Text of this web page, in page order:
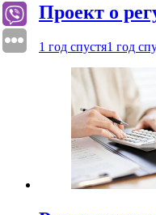
Проект о
1 год спустя1 год